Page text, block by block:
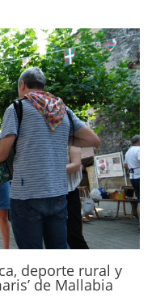
deporte rural y
de Mallabia